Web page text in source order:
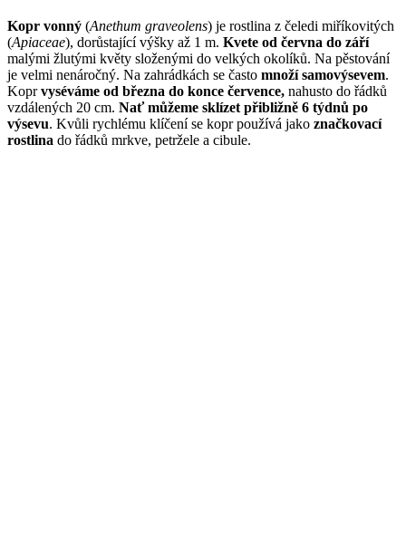
Kopr vonný (Anethum graveolens) je rostlina z čeledi miříkovitých
(Apiaceae), dorůstající výšky až 1 m. Kvete od června do září
malými žlutými květy složenými do velkých okolíků. Na pěstování
je velmi nenáročný. Na zahrádkách se často množí samovýsevem.
Koprvyséváme od března do konce července, nahusto do řádků
vzdálených 20 cm. Nať můžeme sklízet přibližně 6 týdnů po
výsevu. Kvůli rychlému klíčení se kopr používá jako značkovací
rostlina do řádků mrkve, petržele a cibule.